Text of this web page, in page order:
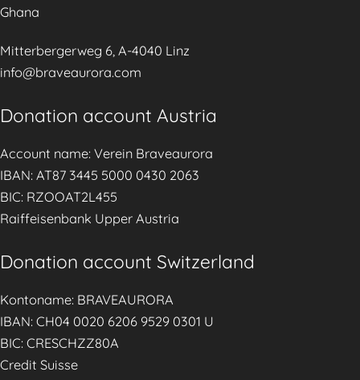
Ghana
Mitterbergerweg 6, A-4040 Linz
info@braveaurora.com
Donation account Austria
Account name: Verein Braveaurora
IBAN: AT87 3445 5000 0430 2063
BIC: RZOOAT2L455
Raiffeisenbank Upper Austria
Donation account Switzerland
Kontoname: BRAVEAURORA
IBAN: CH04 0020 6206 9529 0301 U
BIC: CRESCHZZ80A
Credit Suisse